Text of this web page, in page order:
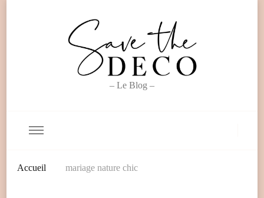
– Le Blog –
Accueil mariage nature chic